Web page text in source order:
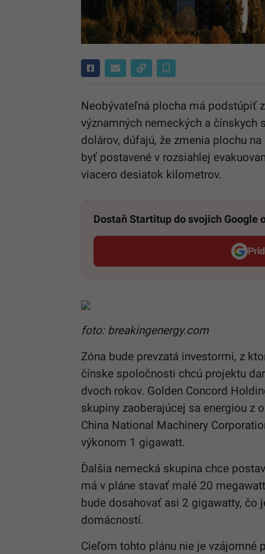
Neobývateľná plocha má podstúpiť
významných nemeckých a
dolárov, dúfajú, že zmenia plochu
byť postavené v rozsiahlej
viacero desiatok kilometrov.
Dostaň Startitup do svojich Google
foto: breakingenergy.com
Zóna bude prevzatá investormi, z
čínske spoločnosti chcú projektu
dvoch rokov. Golden Concord
skupiny zaoberajúcej sa energiou z
China National Machinery
výkonom 1 gigawatt.
Ďalšia nemecká skupina chce
má v pláne stavať malé 20
bude dosahovať asi 2 gigawatty, čo
domácností.
Cieľom tohto plánu nie je vzájomné